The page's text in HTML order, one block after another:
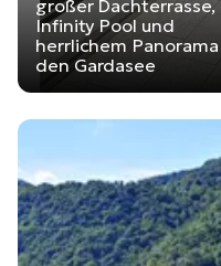
großer Dachterrasse,
Infinity Pool und
herrlichem
den Gardasee